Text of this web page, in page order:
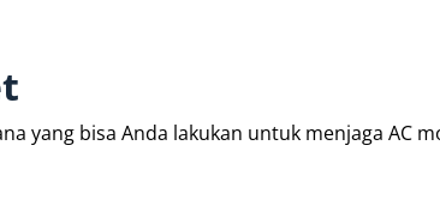
yang bisa Anda lakukan untuk menjaga AC